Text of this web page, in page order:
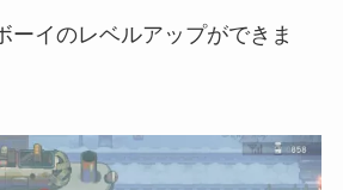
ーイのレベルアップができま